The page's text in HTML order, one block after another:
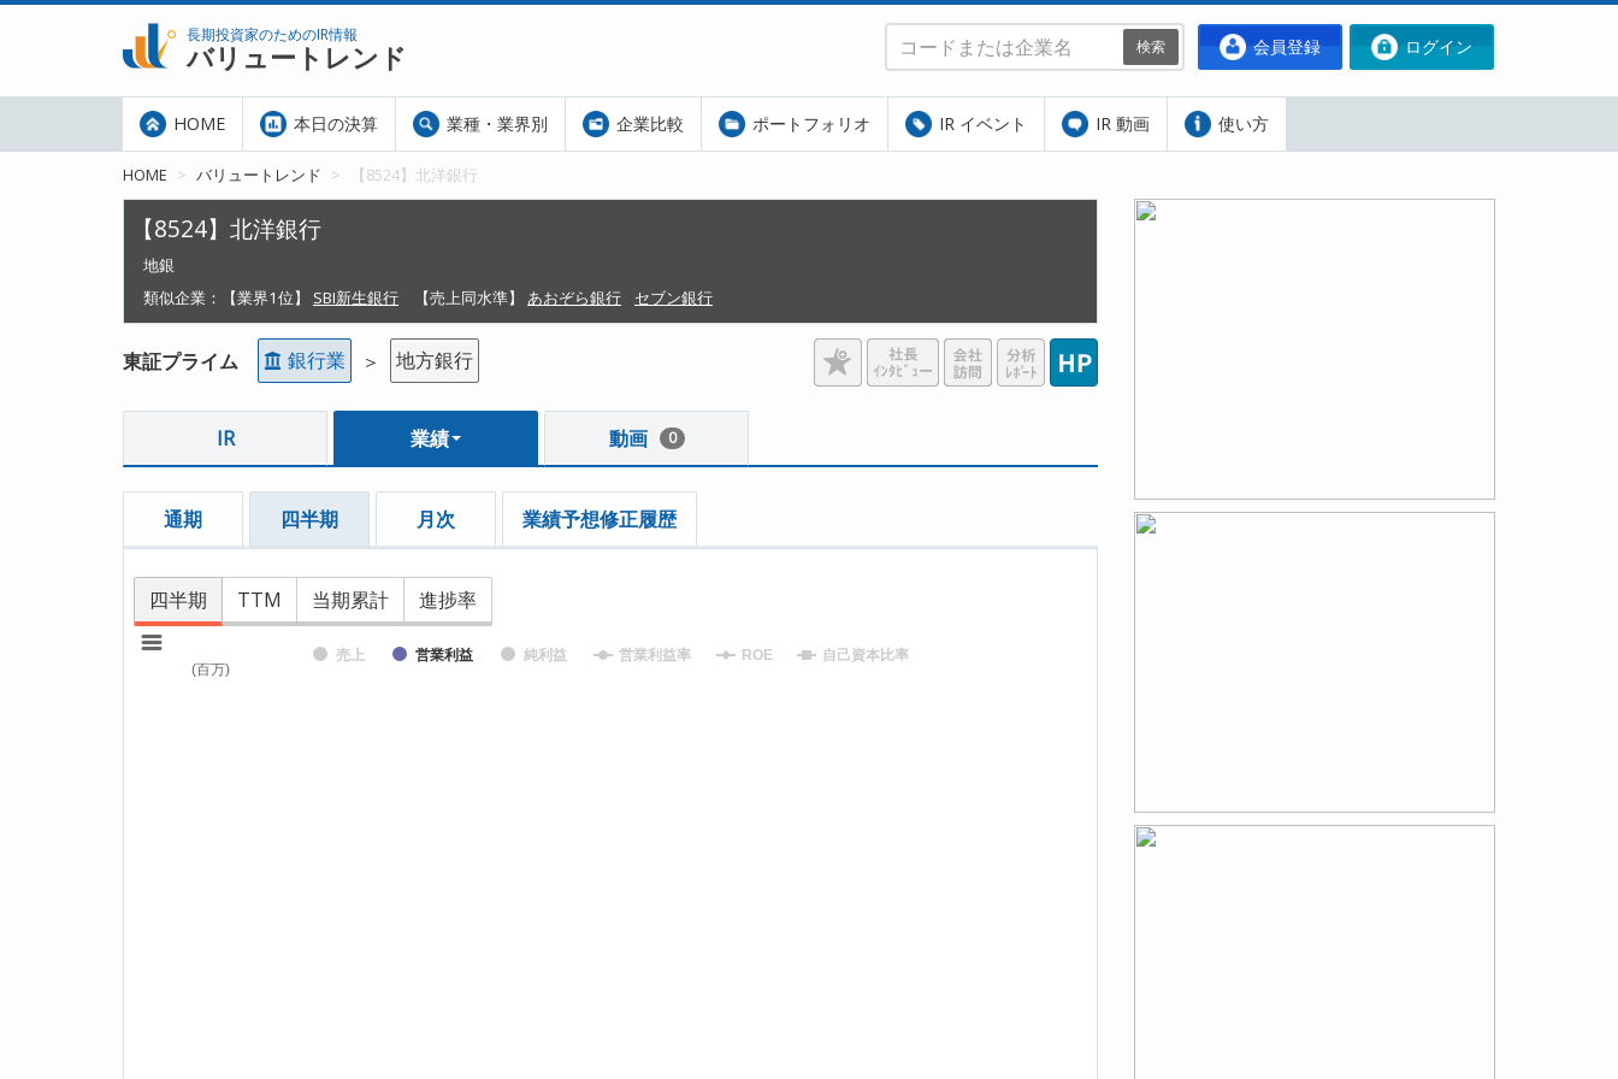
長期投資家のためのIR情報
バリュートレンド 会員登録 ログイン
検索
HOME 本日の決算 業種・業界別 企業比較 ポートフォリオ IR イベント IR 動画 使い方
HOME バリュートレンド 【8524】北洋銀行
【8524】北洋銀行
地銀
類似企業：
【業界1位】 SBI新生銀行 【売上同水準】 あおぞら銀行 セブン銀行
東証プライム 銀行業 ＞ 地方銀行
IR 業績 動画 0
通期 四半期 月次 業績予想修正履歴
四半期 TTM 当期累計 進捗率
(百万)
売上 営業利益 純利益 営業利益率 ROE 自己資本比率